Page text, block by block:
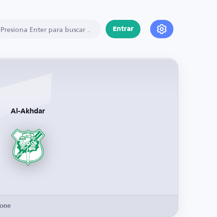
Entrar
Al-Akhdar